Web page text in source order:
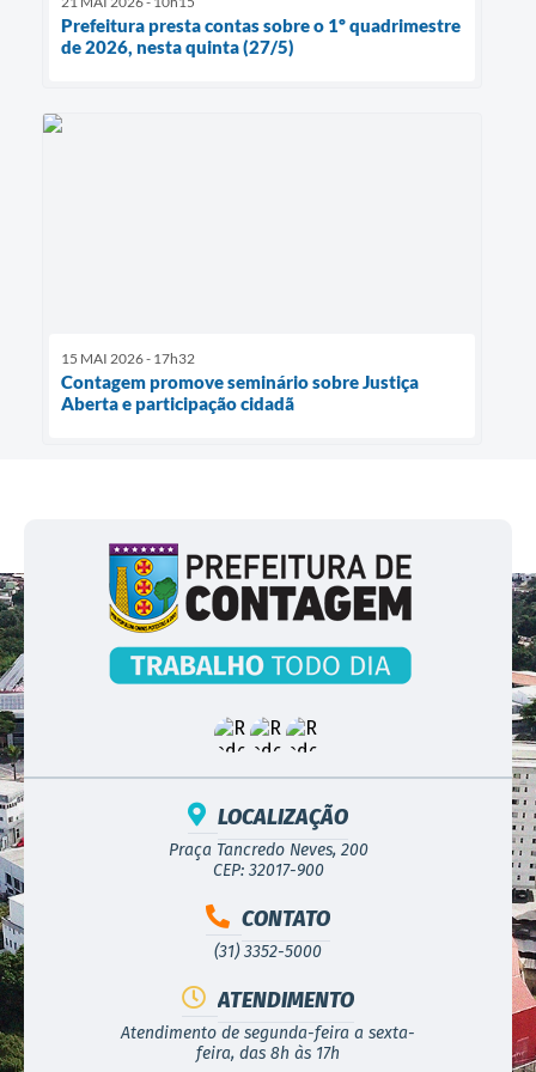
Prefeitura presta contas sobre o 1º quadrimestre
de 2026, nesta quinta (27/5)
15 MAI 2026 - 17h32
Contagem promove seminário sobre Justiça
Aberta e participação cidadã
LOCALIZAÇÃO
Praça Tancredo Neves, 200
CEP: 32017-900
CONTATO
(31) 3352-5000
ATENDIMENTO
Atendimento de segunda-feira a sexta-
feira, das 8h às 17h